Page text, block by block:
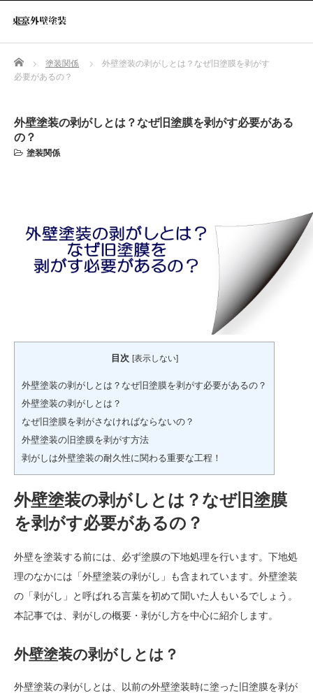
Home 塗装関係
外壁塗装の剥がしとは？なぜ旧塗膜を剥がす
必要があるの？
外壁塗装の剥がしとは？なぜ旧塗膜を剥がす必要がある
の？
塗装関係
目次 [表示しない]
外壁塗装の剥がしとは？なぜ旧塗膜を剥がす必要があるの？
外壁塗装の剥がしとは？
なぜ旧塗膜を剥がさなければならないの？
外壁塗装の旧塗膜を剥がす方法
剥がしは外壁塗装の耐久性に関わる重要な工程！
外壁塗装の剥がしとは？なぜ旧塗膜
を剥がす必要があるの？
外壁を塗装する前には、必ず塗膜の下地処理を行います。下地処
理のなかには「外壁塗装の剥がし」も含まれています。外壁塗装
の「剥がし」と呼ばれる言葉を初めて聞いた人もいるでしょう。
本記事では、剥がしの概要・剥がし方を中心に紹介します。
外壁塗装の剥がしとは？
外壁塗装の剥がしとは、以前の外壁塗装時に塗った旧塗膜を剥が